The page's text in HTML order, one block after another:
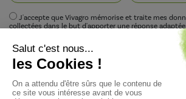
J'accepte que Vivagro mémorise et traite mes
collectées dans le but d'apporter une réponse
conformément à la politique de protection de la vie
I agree that Vivagro stores and processes my
to provide an appropriate response to my request in
Vivagro's privacy policy.